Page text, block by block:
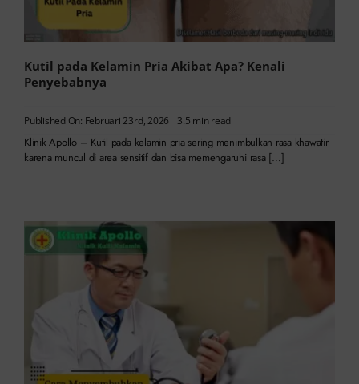
Kutil pada Kelamin Pria Akibat Apa? Kenali
Penyebabnya
Published On: Februari 23rd, 2026 3.5 min read
Klinik Apollo – Kutil pada kelamin pria sering menimbulkan rasa khawatir
karena muncul di area sensitif dan bisa memengaruhi rasa […]